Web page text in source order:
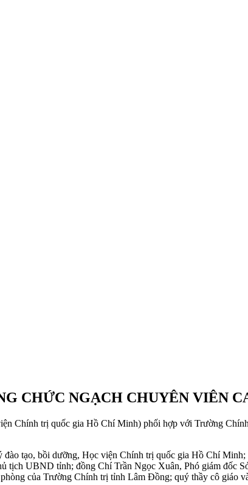
CHỨC NGẠCH CHUYÊN VIÊN
Chính trị quốc gia Hồ Chí Minh) phối hợp với Trường
tạo, bồi dưỡng, Học viện Chính trị quốc gia Hồ Chí
tịch UBND tỉnh; đồng Chí Trần Ngọc Xuân, Phó giám đốc
của Trường Chính trị tỉnh Lâm Đồng; quý thầy cô giáo